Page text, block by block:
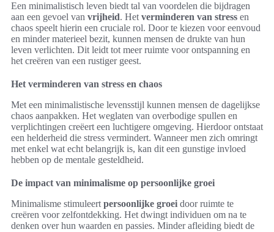
Een minimalistisch leven biedt tal van voordelen die bijdragen
aan een gevoel van vrijheid. Het verminderen van stress en
chaos speelt hierin een cruciale rol. Door te kiezen voor eenvoud
en minder materieel bezit, kunnen mensen de drukte van hun
leven verlichten. Dit leidt tot meer ruimte voor ontspanning en
het creëren van een rustiger geest.
Het verminderen van stress en chaos
Met een minimalistische levensstijl kunnen mensen de dagelijkse
chaos aanpakken. Het weglaten van overbodige spullen en
verplichtingen creëert een luchtigere omgeving. Hierdoor ontstaat
een helderheid die stress vermindert. Wanneer men zich omringt
met enkel wat echt belangrijk is, kan dit een gunstige invloed
hebben op de mentale gesteldheid.
De impact van minimalisme op persoonlijke groei
Minimalisme stimuleert persoonlijke groei door ruimte te
creëren voor zelfontdekking. Het dwingt individuen om na te
denken over hun waarden en passies. Minder afleiding biedt de